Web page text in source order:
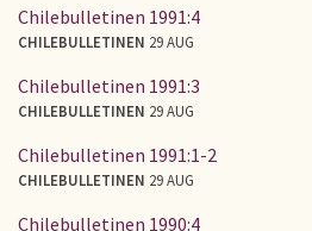
Chilebulletinen 1991:4
CHILEBULLETINEN 29 AUG
Chilebulletinen 1991:3
CHILEBULLETINEN 29 AUG
Chilebulletinen 1991:1-2
CHILEBULLETINEN 29 AUG
Chilebulletinen 1990:4